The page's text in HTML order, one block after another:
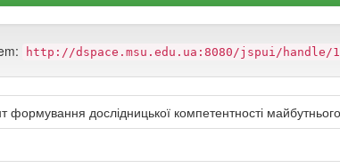
http://dspace.msu.edu.ua:8080/jspui/handle/
дослідницької компетентності